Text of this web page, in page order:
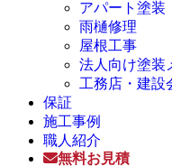
アパート塗装
雨樋修理
屋根工事
法人向け塗装
工務店・建設
保証
施工事例
職人紹介
無料お見積